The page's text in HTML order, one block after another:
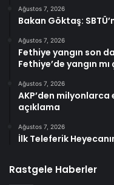
Ağustos 7, 2026
Bakan Göktaş:
Ağustos 7, 2026
Fethiye yangın son
Fethiye’de yangın
Ağustos 7, 2026
AKP’den
açıklama
Ağustos 7, 2026
İlk Teleferik
Rastgele Haberler